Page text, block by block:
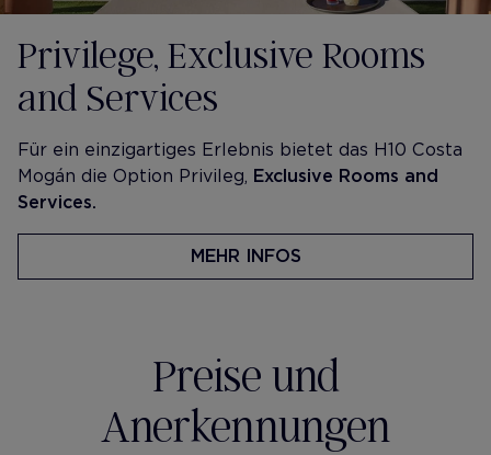
Privilege, Exclusive Rooms
and Services
Für ein einzigartiges Erlebnis bietet das H10 Costa
Mogán die Option Privileg, Exclusive Rooms and
Services.
MEHR INFOS
Preise und
Anerkennungen